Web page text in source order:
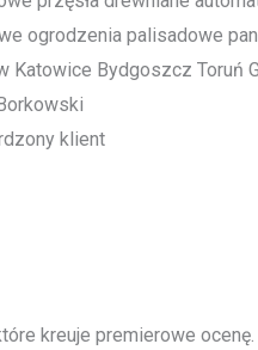
klient
kreuje premierowe